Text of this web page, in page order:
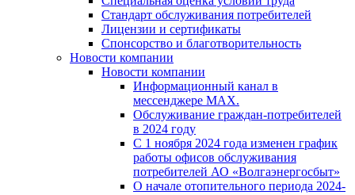
Стандарт обслуживания потребителей
Лицензии и сертификаты
Спонсорство и благотворительность
Новости компании
Новости компании
Информационный канал в
мессенджере MAX.
Обслуживание граждан-потребителей
в 2024 году
С 1 ноября 2024 года изменен график
работы офисов обслуживания
потребителей АО «Волгаэнергосбыт»
О начале отопительного периода 2024-